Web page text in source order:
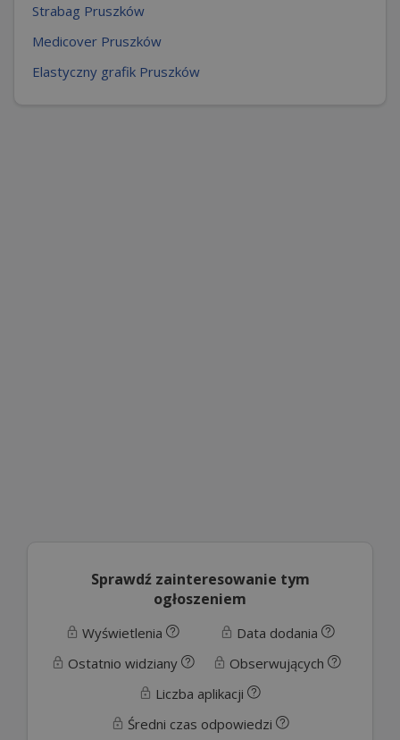
Strabag Pruszków
Medicover Pruszków
Elastyczny grafik Pruszków
Sprawdź zainteresowanie tym
ogłoszeniem
Wyświetlenia
Data dodania
Ostatnio widziany
Obserwujących
Liczba aplikacji
Średni czas odpowiedzi